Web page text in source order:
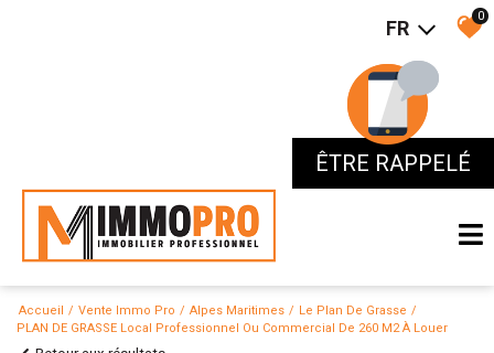
FR
0
ÊTRE RAPPELÉ
ÊTRE RAPPELÉ
Accueil Vente Immo Pro Alpes Maritimes
Le Plan De Grasse
PLAN DE GRASSE Local Professionnel Ou Commercial De 260 M2 À Louer